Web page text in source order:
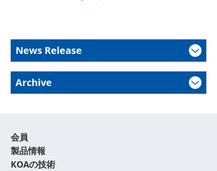
News Release
Archive
会員
製品情報
KOAの技術